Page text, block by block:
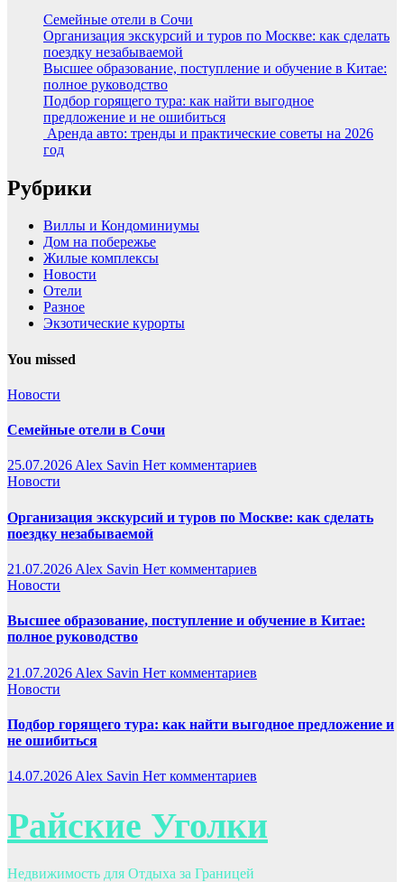
Семейные отели в Сочи
Организация экскурсий и туров по Москве: как сделать
поездку незабываемой
Высшее образование, поступление и обучение в Китае:
полное руководство
Подбор горящего тура: как найти выгодное
предложение и не ошибиться
Аренда авто: тренды и практические советы на 2026
год
Рубрики
Виллы и Кондоминиумы
Дом на побережье
Жилые комплексы
Новости
Отели
Разное
Экзотические курорты
You missed
Новости
Семейные отели в Сочи
25.07.2026Alex Savin Нет комментариев
Новости
Организация экскурсий и туров по Москве: как сделать
поездку незабываемой
21.07.2026 Alex Savin Нет комментариев
Новости
Высшее образование, поступление и обучение в Китае:
полное руководство
21.07.2026 Alex Savin Нет комментариев
Новости
Подбор горящего тура: как найти выгодное предложение и
не ошибиться
14.07.2026 Alex Savin Нет комментариев
Райские Уголки
Недвижимость для Отдыха за Границей